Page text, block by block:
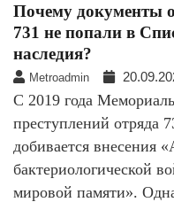
Почему документы
731 не попали в
наследия?
Metroadmin
С 2019 года
преступлений отряда
добивается внесения
бактериологической
мировой памяти».